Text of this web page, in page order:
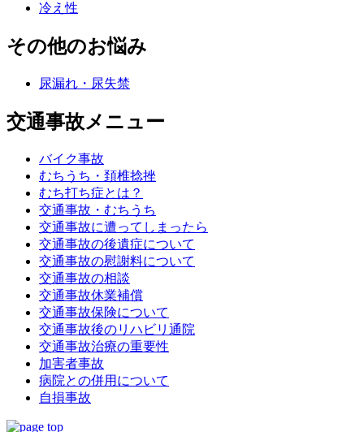
冷え性
その他のお悩み
尿漏れ・尿失禁
交通事故メニュー
バイク事故
むちうち・頚椎捻挫
むち打ち症とは？
交通事故・むちうち
交通事故に遭ってしまったら
交通事故の後遺症について
交通事故の慰謝料について
交通事故の相談
交通事故休業補償
交通事故保険について
交通事故後のリハビリ通院
交通事故治療の重要性
加害者事故
病院との併用について
自損事故